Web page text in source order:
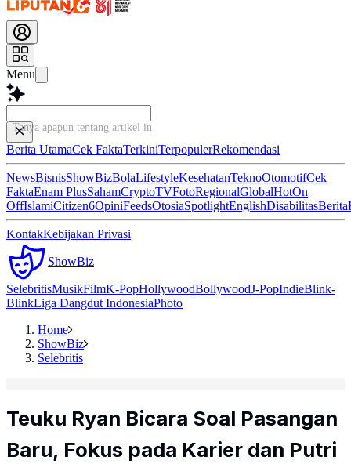
Menu
Tanya apapun tentang artikel ini...
Berita UtamaCek FaktaTerkiniTerpopulerRekomendasi
NewsBisnisShowBizBolaLifestyleKesehatanTeknoOtomotifCek
FaktaEnam PlusSahamCryptoTVFotoRegionalGlobalHotOn
OffIslamiCitizen6OpiniFeedsOtosiaSpotlightEnglishDisabilitasBerita
KontakKebijakan Privasi
ShowBiz
SelebritisMusikFilmK-PopHollywoodBollywoodJ-PopIndieBlink-
BlinkLiga Dangdut IndonesiaPhoto
Home
ShowBiz
Selebritis
Teuku Ryan Bicara Soal Pasangan
Baru, Fokus pada Karier dan Putri